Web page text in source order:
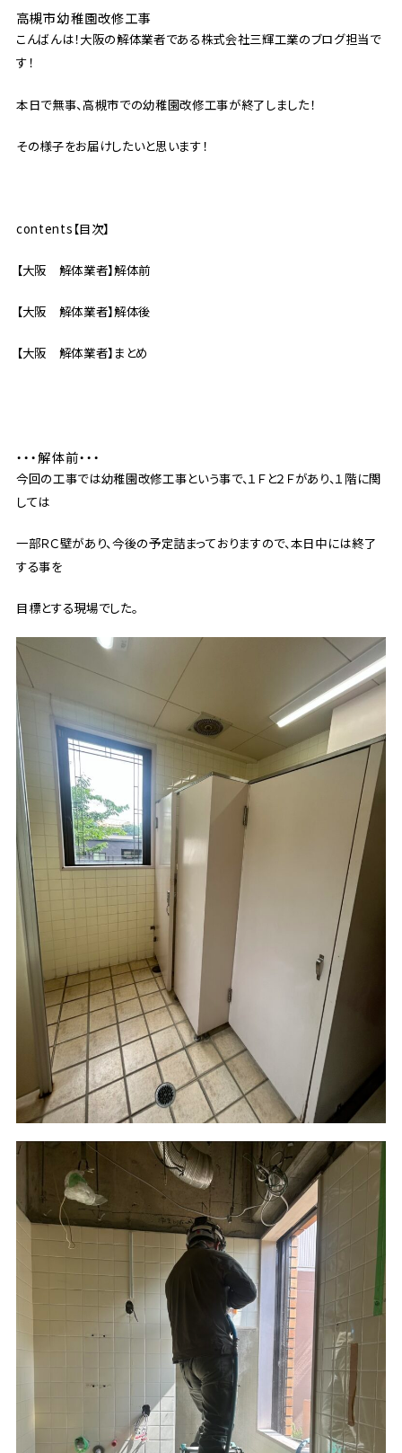
高槻市幼稚園改修工事
こんばんは！大阪の解体業者である株式会社三輝工業のブログ担当で
す！
本日で無事、高槻市での幼稚園改修工事が終了しました！
その様子をお届けしたいと思います！
contents【目次】
【大阪 解体業者】解体前
【大阪 解体業者】解体後
【大阪 解体業者】まとめ
・・・解体前・・・
今回の工事では幼稚園改修工事という事で、１Ｆと２Ｆがあり、１階に関
しては
一部ＲＣ壁があり、今後の予定詰まっておりますので、本日中には終了
する事を
目標とする現場でした。